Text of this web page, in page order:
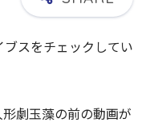
スをチェックしてい
劇玉藻の前の動画が